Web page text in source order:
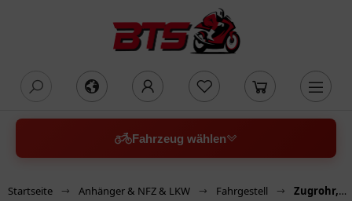
Fahrzeug wählen
Startseite Anhänger & NFZ & LKW Fahrgestell Zugrohr, Zugdeichsel